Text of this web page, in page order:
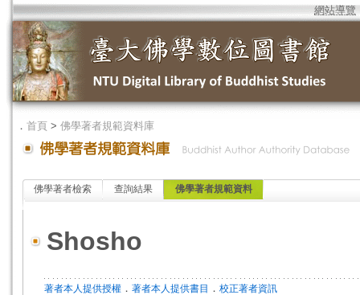
網站導覽
． 首頁 > 佛學著者規範資料庫
佛學著者檢索 查詢結果 佛學著者規範資料
Shosho
著者本人提供授權 ． 著者本人提供書目 ． 校正著者資訊